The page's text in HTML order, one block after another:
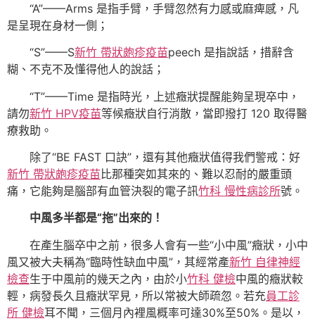
“A”——Arms 是指手臂，手臂忽然有力感或麻痺感，凡
是呈現在身材一側；
“S”——S新竹 帶狀皰疹疫苗peech 是指說話，措辭含
糊、不克不及懂得他人的說話；
“T”——Time 是指時光，上述癥狀提醒能夠呈現卒中，
請勿新竹 HPV疫苗等候癥狀自行消散，當即撥打 120 取得醫
療救助。
除了“BE FAST 口訣”，還有其他癥狀值得我們警戒：好
新竹 帶狀皰疹疫苗比那種突如其來的、難以忍耐的嚴重頭
痛，它能夠是腦部有血管決裂的電子訊竹科 慢性病診所號。
中風多半都是“拖”出來的！
在產生腦卒中之前，很多人會有一些“小中風”癥狀，小中
風又被大夫稱為“臨時性缺血中風”，其經常產新竹 自律神經
檢查生于中風前的幾天之內，由於小竹科 健檢中風的癥狀較
輕，病發長久且癥狀罕見，所以常被大師疏忽。若充員工診
所 健檢耳不聞，三個月內裡風概率可達30%至50%。是以，